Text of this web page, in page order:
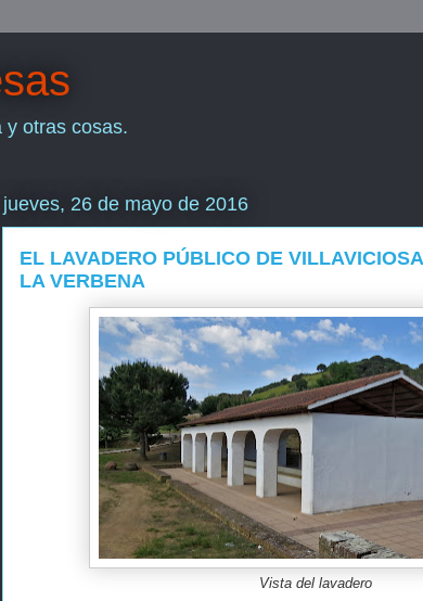
y otras cosas.
jueves, 26 de mayo de 2016
EL LAVADERO PÚBLICO DE
LA VERBENA
Vista del lavadero